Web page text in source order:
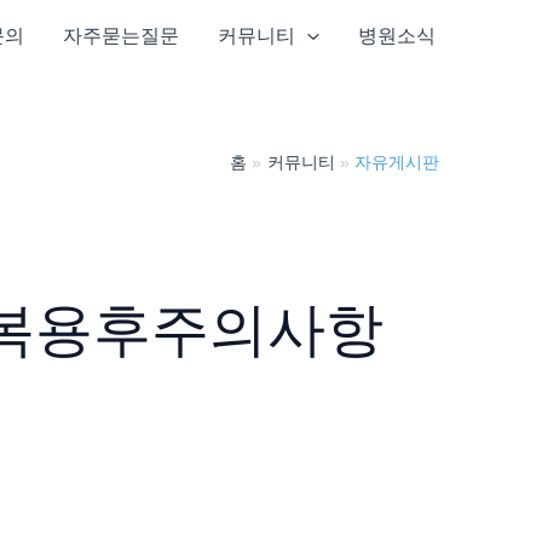
자주묻는질문 커뮤니티 병원소식
홈 커뮤니티 자유게시판
용후주의사항